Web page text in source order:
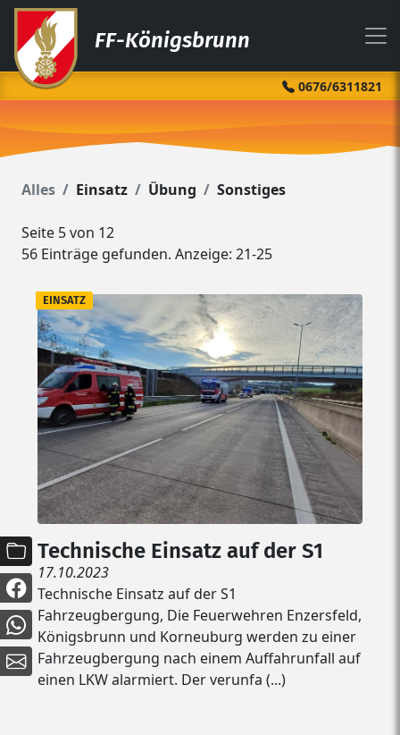
FF-Königsbrunn
0676/6311821
Alles Einsatz Übung Sonstiges
Seite 5 von 12
56 Einträge gefunden. Anzeige: 21-25
Technische Einsatz auf der S1
17.10.2023
Technische Einsatz auf der S1
Fahrzeugbergung, Die Feuerwehren Enzersfeld,
Königsbrunn und Korneuburg werden zu einer
Fahrzeugbergung nach einem Auffahrunfall auf
einen LKW alarmiert. Der verunfa (...)
EINSATZ